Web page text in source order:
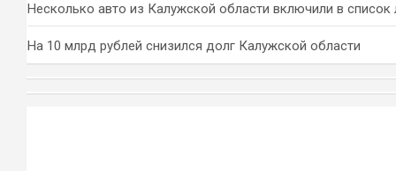
Несколько авто из Калужской области включили в список
На 10 млрд рублей снизился долг Калужской области